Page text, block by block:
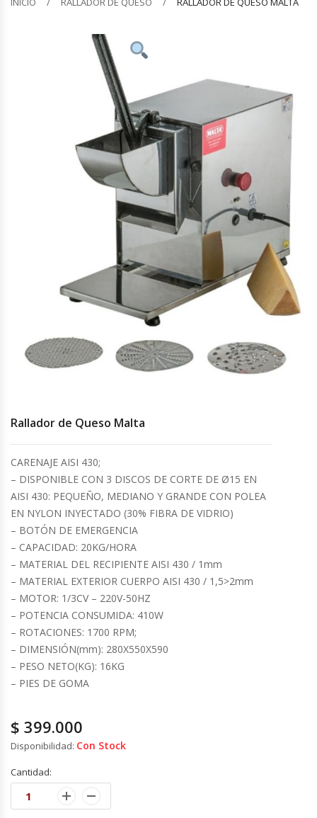
Bolsas De Sellado Al Vacío
Calentadores De Platos
Cámaras Fermentadoras
Campanas Industriales
Carros Bandejeros
Cocedoras De Pastas
Cocinas Industriales
Congeladoras Tapa De Vidrio
Congeladoras Tapa Dura
Congeladores Verticales
Coolers / Visicoolers
Cortadoras De Fiambre
Cortadoras De Huesos
Cutters
Dispensadores De Salsas
Estanterías Y Repisas
Exhibidoras De Productos Calientes
Rallador de Queso Malta
CARENAJE AISI 430;
– DISPONIBLE CON 3 DISCOS DE CORTE DE Ø15 EN
AISI 430: PEQUEÑO, MEDIANO Y GRANDE CON POLEA
EN NYLON INYECTADO (30% FIBRA DE VIDRIO)
– BOTÓN DE EMERGENCIA
– CAPACIDAD: 20KG/HORA
– MATERIAL DEL RECIPIENTE AISI 430 / 1mm
– MATERIAL EXTERIOR CUERPO AISI 430 / 1,5>2mm
– MOTOR: 1/3CV – 220V-50HZ
– POTENCIA CONSUMIDA: 410W
– ROTACIONES: 1700 RPM;
– DIMENSIÓN(mm): 280X550X590
– PESO NETO(KG): 16KG
– PIES DE GOMA
$ 399.000
Disponibilidad: Con Stock
Cantidad: